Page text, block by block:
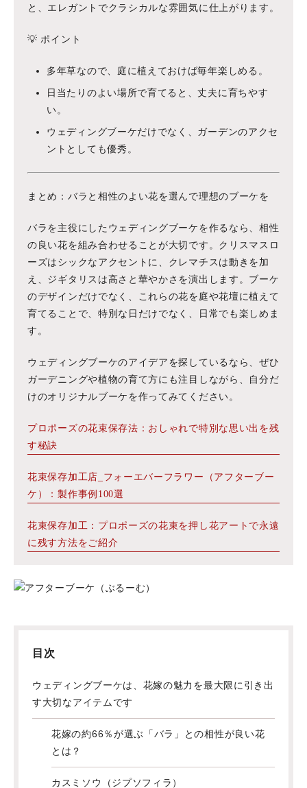
と、エレガントでクラシカルな雰囲気に仕上がります。
💡 ポイント
多年草なので、庭に植えておけば毎年楽しめる。
日当たりのよい場所で育てると、丈夫に育ちやす
い。
ウェディングブーケだけでなく、ガーデンのアクセ
ントとしても優秀。
まとめ：バラと相性のよい花を選んで理想のブーケを
バラを主役にしたウェディングブーケを作るなら、相性
の良い花を組み合わせることが大切です。クリスマスロ
ーズはシックなアクセントに、クレマチスは動きを加
え、ジギタリスは高さと華やかさを演出します。ブーケ
のデザインだけでなく、これらの花を庭や花壇に植えて
育てることで、特別な日だけでなく、日常でも楽しめま
す。
ウェディングブーケのアイデアを探しているなら、ぜひ
ガーデニングや植物の育て方にも注目しながら、自分だ
けのオリジナルブーケを作ってみてください。
プロポーズの花束保存法：おしゃれで特別な思い出を残
す秘訣
花束保存加工店_フォーエバーフラワー（アフターブー
ケ）：製作事例100選
花束保存加工：プロポーズの花束を押し花アートで永遠
に残す方法をご紹介
目次
ウェディングブーケは、花嫁の魅力を最大限に引き出
す大切なアイテムです
花嫁の約66％が選ぶ「バラ」との相性が良い花
とは？
カスミソウ（ジプソフィラ）